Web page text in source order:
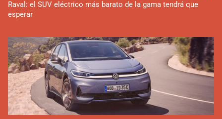
Raval: el SUV eléctrico más barato de la gama tendrá que
esperar